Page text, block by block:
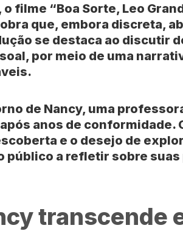
o filme “Boa Sorte, Leo
que, embora discreta,
se destaca ao discutir
por meio de uma
de Nancy, uma
anos de conformidade.
e o desejo de
público a refletir sobre
transcende